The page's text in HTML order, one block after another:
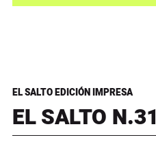
EL SALTO EDICIÓN IMPRESA
EL SALTO N.31